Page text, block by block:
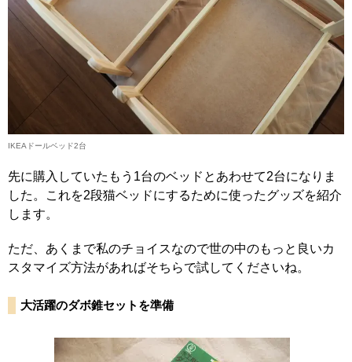
IKEAドールベッド2台
先に購入していたもう1台のベッドとあわせて2台になりま
した。これを2段猫ベッドにするために使ったグッズを紹介
します。
ただ、あくまで私のチョイスなので世の中のもっと良いカ
スタマイズ方法があればそちらで試してくださいね。
大活躍のダボ錐セットを準備